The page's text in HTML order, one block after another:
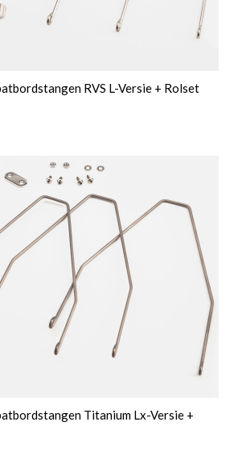
RVS L-Versie + Rolset
Titanium Lx-Versie +